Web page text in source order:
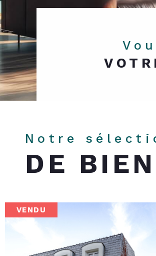
Notre
DE
SOUS-OFFRE